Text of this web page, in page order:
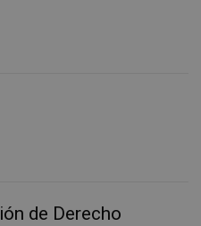
de Derecho